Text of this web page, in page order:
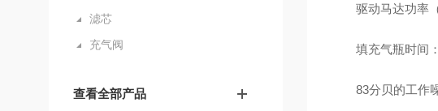
滤芯
充气阀
查看全部产品
驱动马达功率（
填充气瓶时间：
83分贝的工作噪